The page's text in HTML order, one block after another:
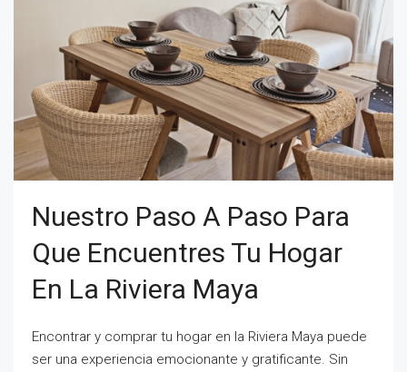
Nuestro Paso A Paso Para
Que Encuentres Tu Hogar
En La Riviera Maya
Encontrar y comprar tu hogar en la Riviera Maya puede
ser una experiencia emocionante y gratificante. Sin